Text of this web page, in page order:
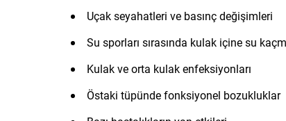
Uçak seyahatleri ve basınç değişimleri
Su sporları sırasında kulak içine su
Kulak ve orta kulak enfeksiyonları
Östaki tüpünde fonksiyonel bozukluklar